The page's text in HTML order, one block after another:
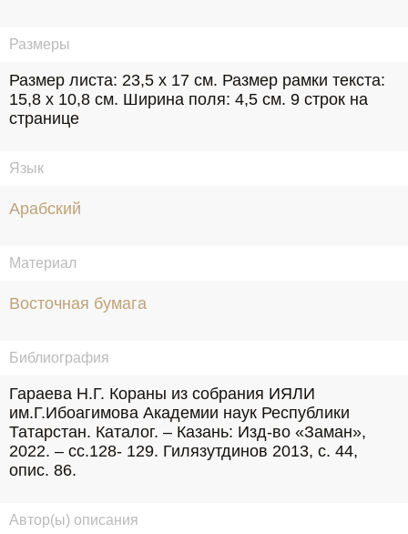
Размеры
Размер листа: 23,5 х 17 см. Размер рамки текста:
15,8 х 10,8 см. Ширина поля: 4,5 см. 9 строк на
странице
Язык
Арабский
Материал
Восточная бумага
Библиография
Гараева Н.Г. Кораны из собрания ИЯЛИ
им.Г.Ибоагимова Академии наук Республики
Татарстан. Каталог. – Казань: Изд-во «Заман»,
2022. – сс.128- 129. Гилязутдинов 2013, с. 44,
опис. 86.
Автор(ы) описания